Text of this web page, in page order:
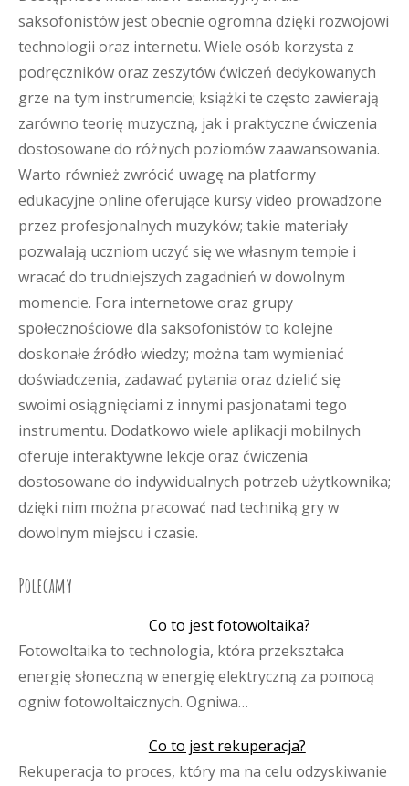
saksofonistów jest obecnie ogromna dzięki rozwojowi
technologii oraz internetu. Wiele osób korzysta z
podręczników oraz zeszytów ćwiczeń dedykowanych
grze na tym instrumencie; książki te często zawierają
zarówno teorię muzyczną, jak i praktyczne ćwiczenia
dostosowane do różnych poziomów zaawansowania.
Warto również zwrócić uwagę na platformy
edukacyjne online oferujące kursy video prowadzone
przez profesjonalnych muzyków; takie materiały
pozwalają uczniom uczyć się we własnym tempie i
wracać do trudniejszych zagadnień w dowolnym
momencie. Fora internetowe oraz grupy
społecznościowe dla saksofonistów to kolejne
doskonałe źródło wiedzy; można tam wymieniać
doświadczenia, zadawać pytania oraz dzielić się
swoimi osiągnięciami z innymi pasjonatami tego
instrumentu. Dodatkowo wiele aplikacji mobilnych
oferuje interaktywne lekcje oraz ćwiczenia
dostosowane do indywidualnych potrzeb użytkownika;
dzięki nim można pracować nad techniką gry w
dowolnym miejscu i czasie.
Polecamy
Co to jest fotowoltaika?
Fotowoltaika to technologia, która przekształca
energię słoneczną w energię elektryczną za pomocą
ogniw fotowoltaicznych. Ogniwa…
Co to jest rekuperacja?
Rekuperacja to proces, który ma na celu odzyskiwanie